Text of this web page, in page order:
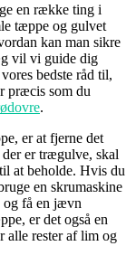
en række ting i
tæppe og gulvet
kan man sikre
vil vi guide dig
bedste råd til,
præcis som du
.
er at fjerne det
er trægulve, skal
at beholde. Hvis du
en skrumaskine
og få en jævn
er det også en
alle rester af lim og